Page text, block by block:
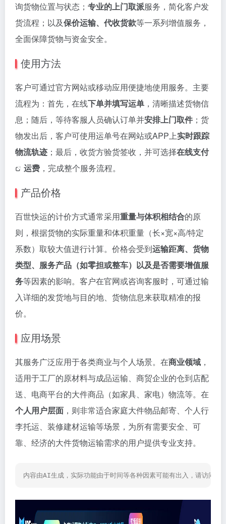
询货物位置与状态； 专业的上门取派服务，简化客户发
货流程；以及保价运输、代收货款等一系列增值服务，
全面保障货物与资金安全。
使用方法
客户可通过官方网站或移动应用便捷地使用服务。主要
流程为：首先，在线下单并填写运单 ，清晰描述货物信
息；随后，等待客服人员确认订单并安排上门取件 ；货
物发出后，客户可使用运单号在网站或APP上实时跟踪
物流轨迹 ；最后，收货方验货签收，并可选择在线支付
运费 ，完成整个服务流程。
产品价格
百世快运的计价方式通常采用重量与体积相结合的原
则，根据货物的实际重量和体积重量（长×宽×高/特定
系数）取较大值进行计算。价格会受到运输距离、货物
类型、服务产品（如零担或整车）以及是否需要增值服
务等因素的影响。客户在官网或咨询客服时，可通过输
入详细的发货地与目的地、货物信息来获取精准的报
价。
应用场景
其服务广泛应用于各类商业与个人场景。在商业领域 ，
适用于工厂的原材料与成品运输、商贸企业的仓到店配
送、电商平台的大件商品（如家具、家电）物流等。在
个人用户层面 ，则非常适合家庭大件物品邮寄、个人行
李托运、装修建材运输等场景，为所有需要安全、可
靠、经济的大件货物运输需求的用户提供专业支持。
内容由AI生成，实际功能由于时间等各种因素可能有出入，请访问网